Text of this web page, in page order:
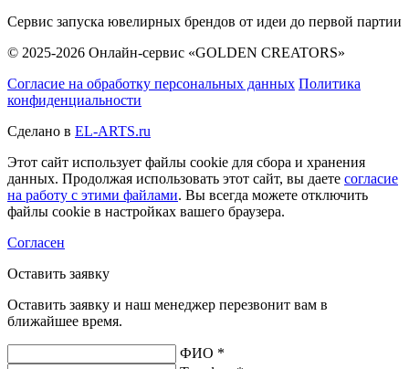
Сервис запуска ювелирных брендов от идеи до первой партии
© 2025-2026 Онлайн-сервис «GOLDEN CREATORS»
Согласие на обработку персональных данных Политика
конфиденциальности
Сделано в EL-ARTS.ru
Этот сайт использует файлы cookie для сбора и хранения
данных. Продолжая использовать этот сайт, вы даете согласие
на работу с этими файлами. Вы всегда можете отключить
файлы cookie в настройках вашего браузера.
Согласен
Оставить заявку
Оставить заявку и наш менеджер перезвонит вам в
ближайшее время.
ФИО *